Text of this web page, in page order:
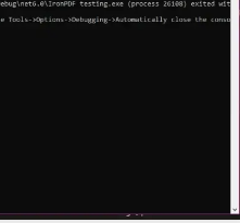
access